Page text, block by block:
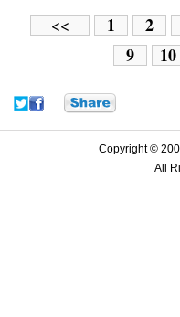
<< 1 2
9
10
Copyright ©
All